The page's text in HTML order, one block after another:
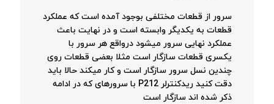
سرور از قطعات مختلفی بوجود آمده است که عملکرد
قطعات به یکدیگر وابسته است و در نهایت باعث
عملکرد نهایی سرور میشود درواقع هر سرور با
یکسری قطعات سازگار است مثلا بعضی قطعات روی
چندین نسل سرور سازگار است و کار میکند حالا باید
دقت کنید ریدکنترلر P212 با سرورهای که در ادامه
ذکر شده اند سازگار است